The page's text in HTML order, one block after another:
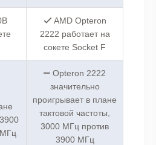
AMD Opteron
2222 работает на
сокете Socket F
Opteron 2222
значительно
проигрывает в плане
тактовой частоты,
3000 МГц против
3900 МГц